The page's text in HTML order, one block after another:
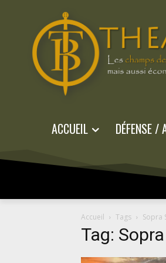
ACCUEIL DÉFENSE /
Accueil Tags Sopra
Tag: